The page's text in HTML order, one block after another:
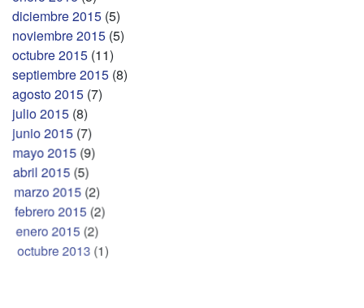
diciembre 2015 (5)
noviembre 2015 (5)
octubre 2015 (11)
septiembre 2015 (8)
agosto 2015 (7)
julio 2015 (8)
junio 2015 (7)
mayo 2015 (9)
abril 2015 (5)
marzo 2015(2)
febrero 2015(2)
enero 2015(2)
octubre 2013(1)